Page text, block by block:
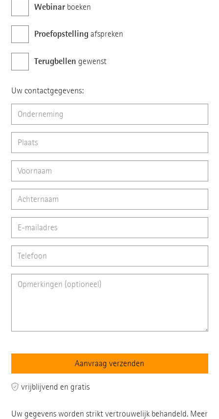
Webinarboeken
Proefopstelling afspreken
Terugbellen gewenst
Uw contactgegevens:
vrijblijvend en gratis
Uw gegevens worden strikt vertrouwelijk behandeld. Meer